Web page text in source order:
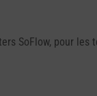
SoFlow, pour